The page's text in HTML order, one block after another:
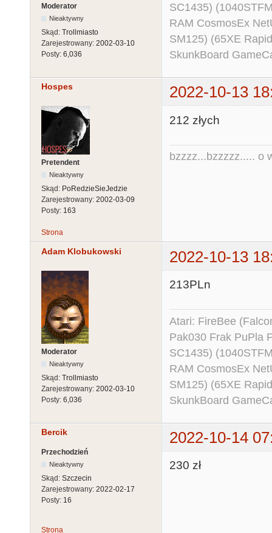
Moderator
Nieaktywny
Skąd: Trollmiasto
Zarejestrowany: 2002-03-10
Posty: 6,036
SC1435)
RAM CosmosEx
SM125) (65XE
SkunkBoard
Hospes 2022-10-13
Pretendent
Nieaktywny
Skąd: PoRedzieSieJedzie
Zarejestrowany: 2002-03-09
Posty: 163
212 złych
bzzzz...bzzzzz..... o
Strona
Adam Klobukowski 2022-10-13
Moderator
Nieaktywny
Skąd: Trollmiasto
Zarejestrowany: 2002-03-10
Posty: 6,036
213PLn
Atari: FireBee
Pak030 Frak PuPla
SC1435)
RAM CosmosEx
SM125) (65XE
SkunkBoard
Bercik 2022-10-14
Przechodzień
Nieaktywny
Skąd: Szczecin
Zarejestrowany: 2022-02-17
Posty: 16
230 zł
Strona